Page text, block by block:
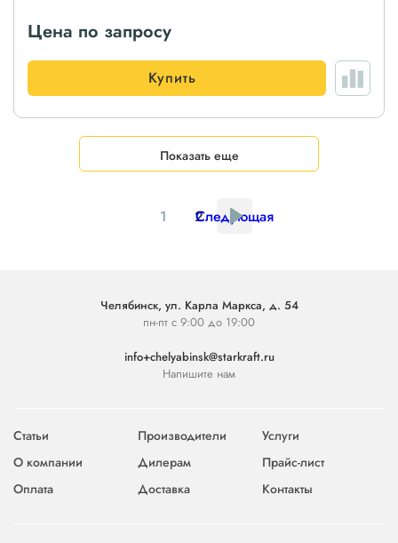
Цена по запросу
Купить
Показать еще
1 2
Следующая
Челябинск, ул. Карла Маркса, д. 54
пн-пт с 9:00 до 19:00
info+chelyabinsk@starkraft.ru
Напишите нам
Статьи Производители
Услуги
О компании
Дилерам
Прайс-лист
Оплата
Доставка Контакты